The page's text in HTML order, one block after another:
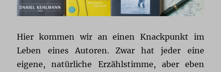
Hier kommen wir an einen Knackpunkt im
Leben eines Autoren. Zwar hat jeder eine
eigene, natürliche Erzählstimme, aber eben